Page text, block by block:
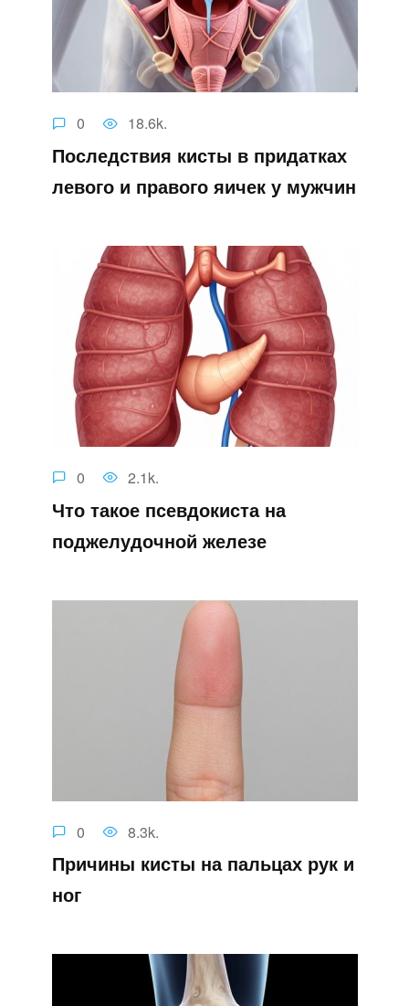
0 18.6k.
Последствия кисты в придатках
левого и правого яичек у мужчин
0 2.1k.
Что такое псевдокиста на
поджелудочной железе
0 8.3k.
Причины кисты на пальцах рук и
ног